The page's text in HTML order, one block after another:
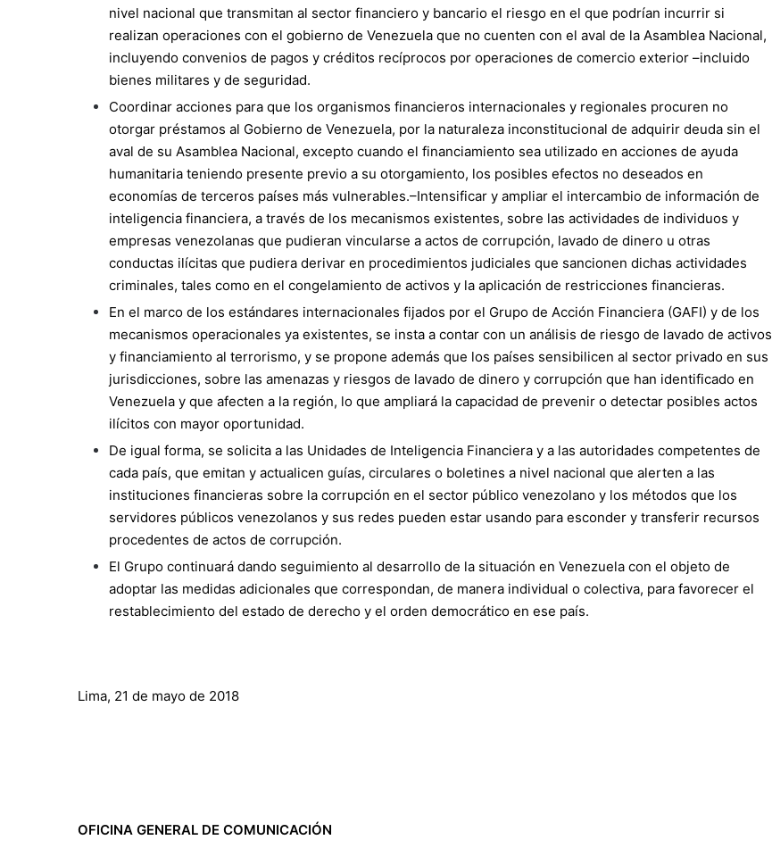
nivel nacional que transmitan al sector financiero y bancario el riesgo en el que podrían incurrir si
realizan operaciones con el gobierno de Venezuela que no cuenten con el aval de la Asamblea Nacional,
incluyendo convenios de pagos y créditos recíprocos por operaciones de comercio exterior –incluido
bienes militares y de seguridad.
Coordinar acciones para que los organismos financieros internacionales y regionales procuren no
otorgar préstamos al Gobierno de Venezuela, por la naturaleza inconstitucional de adquirir deuda sin el
aval de su Asamblea Nacional, excepto cuando el financiamiento sea utilizado en acciones de ayuda
humanitaria teniendo presente previo a su otorgamiento, los posibles efectos no deseados en
economías de terceros países más vulnerables.–Intensificar y ampliar el intercambio de información de
inteligencia financiera, a través de los mecanismos existentes, sobre las actividades de individuos y
empresas venezolanas que pudieran vincularse a actos de corrupción, lavado de dinero u otras
conductas ilícitas que pudiera derivar en procedimientos judiciales que sancionen dichas actividades
criminales, tales como en el congelamiento de activos y la aplicación de restricciones financieras.
En el marco de los estándares internacionales fijados por el Grupo de Acción Financiera (GAFI) y de los
mecanismos operacionales ya existentes, se insta a contar con un análisis de riesgo de lavado de activos
y financiamiento al terrorismo, y se propone además que los países sensibilicen al sector privado en sus
jurisdicciones, sobre las amenazas y riesgos de lavado de dinero y corrupción que han identificado en
Venezuela y que afecten a la región, lo que ampliará la capacidad de prevenir o detectar posibles actos
ilícitos con mayor oportunidad.
De igual forma, se solicita a las Unidades de Inteligencia Financiera y a las autoridades competentes de
cada país, que emitan y actualicen guías, circulares o boletines a nivel nacional que alerten a las
instituciones financieras sobre la corrupción en el sector público venezolano y los métodos que los
servidores públicos venezolanos y sus redes pueden estar usando para esconder y transferir recursos
procedentes de actos de corrupción.
El Grupo continuará dando seguimiento al desarrollo de la situación en Venezuela con el objeto de
adoptar las medidas adicionales que correspondan, de manera individual o colectiva, para favorecer el
restablecimiento del estado de derecho y el orden democrático en ese país.
Lima, 21 de mayo de 2018
OFICINA GENERAL DE COMUNICACIÓN